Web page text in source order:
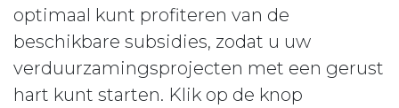
optimaal kunt profiteren van de
beschikbare subsidies, zodat u uw
verduurzamingsprojecten met een gerust
hart kunt starten. Klik op de knop